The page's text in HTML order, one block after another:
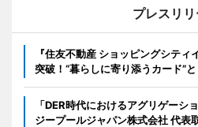
プレスリ
『住友不動産 ショッピングシテ
突破！“暮らしに寄り添うカード”
「DER時代におけるアグリゲーシ
ジープールジャパン株式会社 代表